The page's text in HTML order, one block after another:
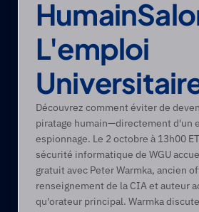
L'emploi
Découvrez comment éviter de
piratage humain—directement d'un
espionnage. Le 2 octobre à 13h00
sécurité informatique de WGU
gratuit avec Peter Warmka, ancien
renseignement de la CIA et auteur
qu'orateur principal. Warmka